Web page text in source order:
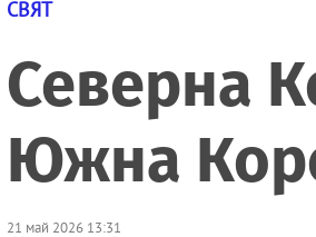
СВЯТ
Северна
Южна
21 май 2026 13:31